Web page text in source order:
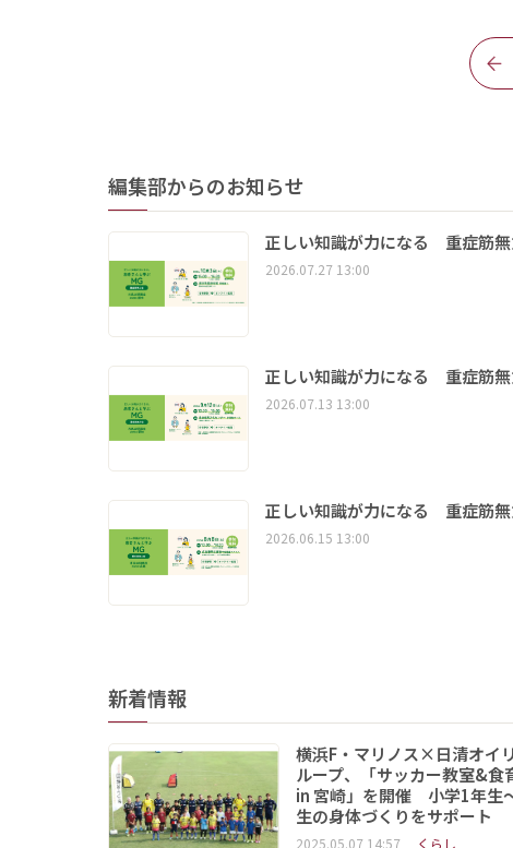
編集部からのお知らせ
正しい知識が力になる 重症筋
2026.07.27 13:00
正しい知識が力になる 重症筋
2026.07.13 13:00
正しい知識が力になる 重症筋
2026.06.15 13:00
新着情報
横浜F・マリノス×日清オイ
ループ、「サッカー教室&食
in 宮崎」を開催 小学1年生
生の身体づくりをサポート
2025.05.07 14:57 くらし